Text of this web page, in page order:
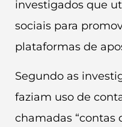
investigados que
sociais para
plataformas de
Segundo as
faziam uso de
chamadas “contas